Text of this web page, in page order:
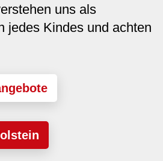
uns als
jedes Kindes und achten